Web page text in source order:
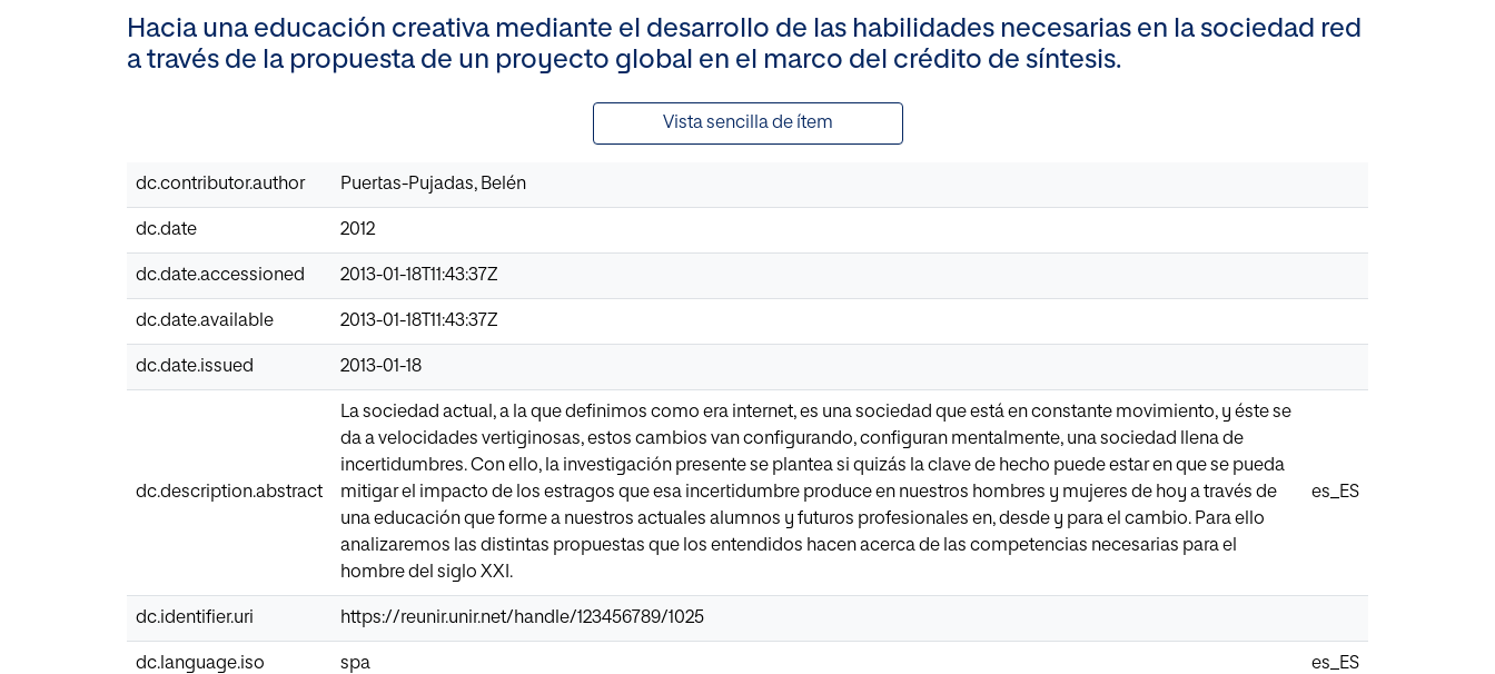
Hacia una educación creativa mediante el desarrollo de las habilidades necesarias en la sociedad red
a través de la propuesta de un proyecto global en el marco del crédito de síntesis.
Vista sencilla de ítem
dc.contributor.author Puertas-Pujadas, Belén
dc.date 2012
dc.date.accessioned 2013-01-18T11:43:37Z
dc.date.available 2013-01-18T11:43:37Z
dc.date.issued 2013-01-18
dc.description.abstract
La sociedad actual, a la que definimos como era internet, es una sociedad que está en constante movimiento, y éste se
da a velocidades vertiginosas, estos cambios van configurando, configuran mentalmente, una sociedad llena de
incertidumbres. Con ello, la investigación presente se plantea si quizás la clave de hecho puede estar en que se pueda
mitigar el impacto de los estragos que esa incertidumbre produce en nuestros hombres y mujeres de hoy a través de
una educación que forme a nuestros actuales alumnos y futuros profesionales en, desde y para el cambio. Para ello
analizaremos las distintas propuestas que los entendidos hacen acerca de las competencias necesarias para el
hombre del siglo XXI.
es_ES
dc.identifier.uri https://reunir.unir.net/handle/123456789/1025
dc.language.iso spa es_ES